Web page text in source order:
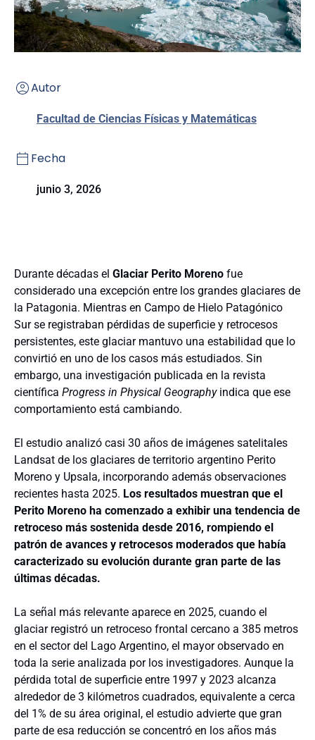
Autor
Facultad de Ciencias Físicas y Matemáticas
Fecha
junio 3, 2026
Durante décadas el Glaciar Perito Moreno fue
considerado una excepción entre los grandes glaciares de
la Patagonia. Mientras en Campo de Hielo Patagónico
Sur se registraban pérdidas de superficie y retrocesos
persistentes, este glaciar mantuvo una estabilidad que lo
convirtió en uno de los casos más estudiados. Sin
embargo, una investigación publicada en la revista
científica Progress in Physical Geographyindica que ese
comportamiento está cambiando.
El estudio analizó casi 30 años de imágenes satelitales
Landsat de los glaciares de territorio argentino Perito
Moreno y Upsala, incorporando además observaciones
recientes hasta 2025. Los resultados muestran que el
Perito Moreno ha comenzado a exhibir una tendencia de
retroceso más sostenida desde 2016, rompiendo el
patrón de avances y retrocesos moderados que había
caracterizado su evolución durante gran parte de las
últimas décadas.
La señal más relevante aparece en 2025, cuando el
glaciar registró un retroceso frontal cercano a 385 metros
en el sector del Lago Argentino, el mayor observado en
toda la serie analizada por los investigadores. Aunque la
pérdida total de superficie entre 1997 y 2023 alcanza
alrededor de 3 kilómetros cuadrados, equivalente a cerca
del 1% de su área original, el estudio advierte que gran
parte de esa reducción se concentró en los años más